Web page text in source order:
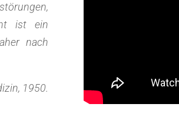
ist ein
nach
1950.